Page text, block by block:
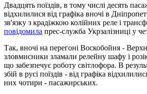
Двадцять поїздів, в тому числі десять
відхилилися від графіка вночі в
зв'язку з крадіжкою колійних реле і
повідомила прес-служба Укрзалізниці у
Так, вночі на перегоні Воскобойня -
зловмисники зламали релейну шафу і
що забезпечує роботу світлофора. В
збій в русі поїздів - від графіка
них чотири - пасажирських.